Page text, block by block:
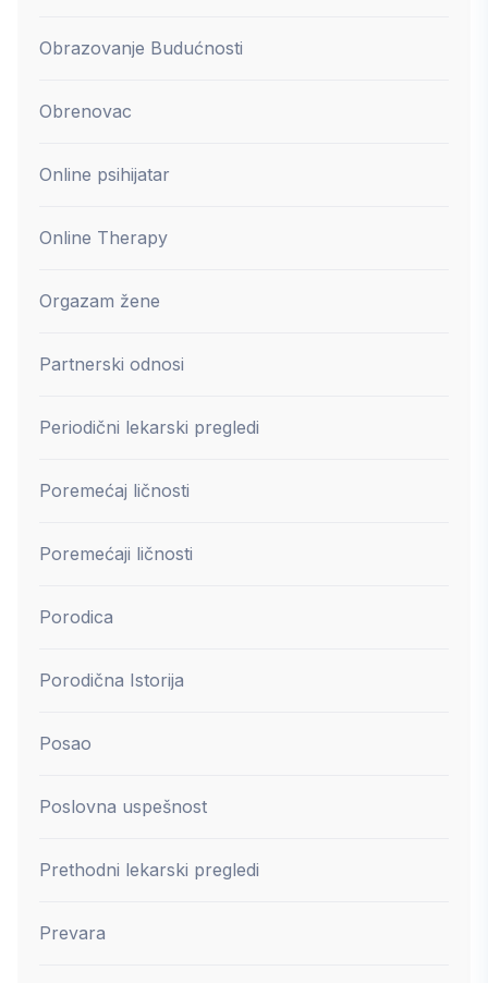
Obrazovanje Budućnosti
Obrenovac
Online psihijatar
Online Therapy
Orgazam žene
Partnerski odnosi
Periodični lekarski pregledi
Poremećaj ličnosti
Poremećaji ličnosti
Porodica
Porodična Istorija
Posao
Poslovna uspešnost
Prethodni lekarski pregledi
Prevara